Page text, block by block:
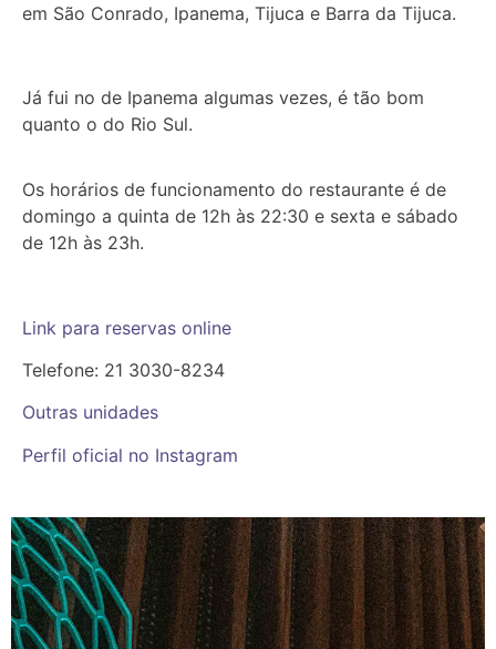
em São Conrado, Ipanema, Tijuca e Barra da Tijuca.
Já fui no de Ipanema algumas vezes, é tão bom
quanto o do Rio Sul.
Os horários de funcionamento do restaurante é de
domingo a quinta de 12h às 22:30 e sexta e sábado
de 12h às 23h.
Link para reservas online
Telefone: 21 3030-8234
Outras unidades
Perfil oficial no Instagram